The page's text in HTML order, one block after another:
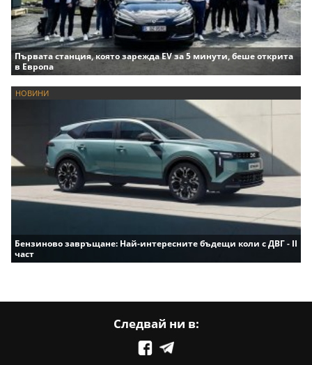
Първата станция, която зарежда EV за 5 минути, беше открита
в Европа
НОВИНИ
Бензиново завръщане: Най-интересните бъдещи коли с ДВГ - II
част
Следвай ни в: